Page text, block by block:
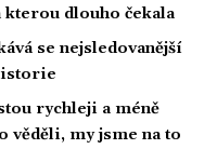
kterou dlouho čekala
se nejsledovanější
rychleji a méně
věděli, my jsme na to